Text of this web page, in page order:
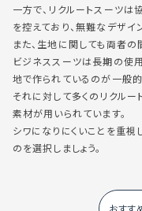
一方で、リクルートスーツ
を控えており、無難なデザイ
また、生地に関しても両者
ビジネススーツは長期の使
地で作られているのが一般的
それに対して多くのリクル
素材が用いられています。
シワになりにくいことを重
のを選択しましょう。